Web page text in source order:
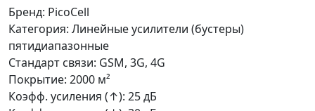
Бренд: PicoCell
Категория: Линейные усилители (бустеры)
пятидиапазонные
Стандарт связи: GSM, 3G, 4G
Покрытие: 2000 м²
Коэфф. усиления (↑): 25 дБ